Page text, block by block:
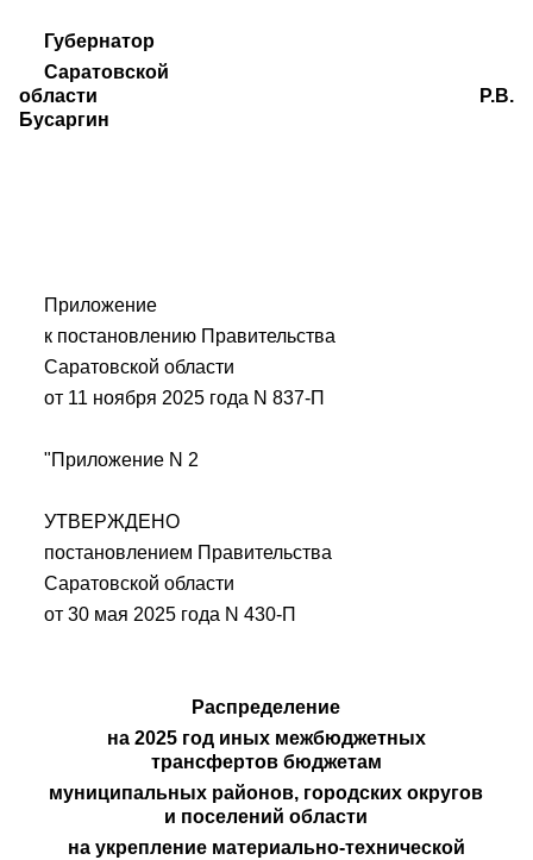
Губернатор
Саратовской
области
Р.В.
Бусаргин
Приложение
к постановлению Правительства
Саратовской области
от 11 ноября 2025 года N 837-П
"Приложение N 2
УТВЕРЖДЕНО
постановлением Правительства
Саратовской области
от 30 мая 2025 года N 430-П
Распределение
на 2025 год иных межбюджетных
трансфертов бюджетам
муниципальных районов, городских округов
и поселений области
на укрепление материально-технической